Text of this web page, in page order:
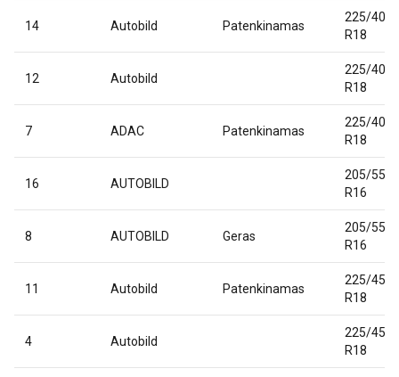
14 Autobild Patenkinamas
225/40
R18
12 Autobild
225/40
R18
7 ADAC Patenkinamas
225/40
R18
16 AUTOBILD
205/55
R16
8 AUTOBILD Geras
205/55
R16
11 Autobild Patenkinamas
225/45
R18
4 Autobild
225/45
R18